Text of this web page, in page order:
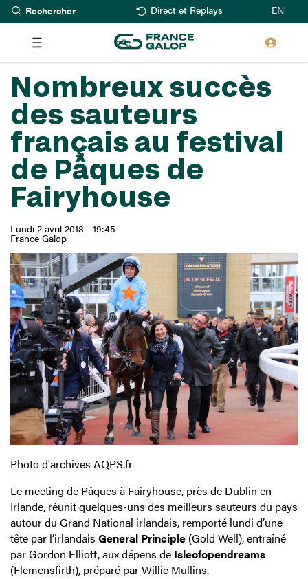
Aller
au
contenu
principal
Rechercher Direct et Replays EN
Nombreux succès
des sauteurs
français au festival
de Pâques de
Fairyhouse
Lundi 2 avril 2018 - 19:45
France Galop
Photo d'archives AQPS.fr
Le meeting de Pâques à Fairyhouse, près de Dublin en
Irlande, réunit quelques-uns des meilleurs sauteurs du pays
autour du Grand National irlandais, remporté lundi d’une
tête par l’irlandais General Principle (Gold Well), entraîné
par Gordon Elliott, aux dépens de Isleofopendreams
(Flemensfirth), préparé par Willie Mullins.